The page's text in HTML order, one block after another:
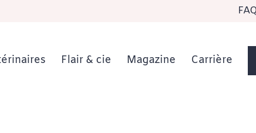
Flair & cie Magazine Carrière